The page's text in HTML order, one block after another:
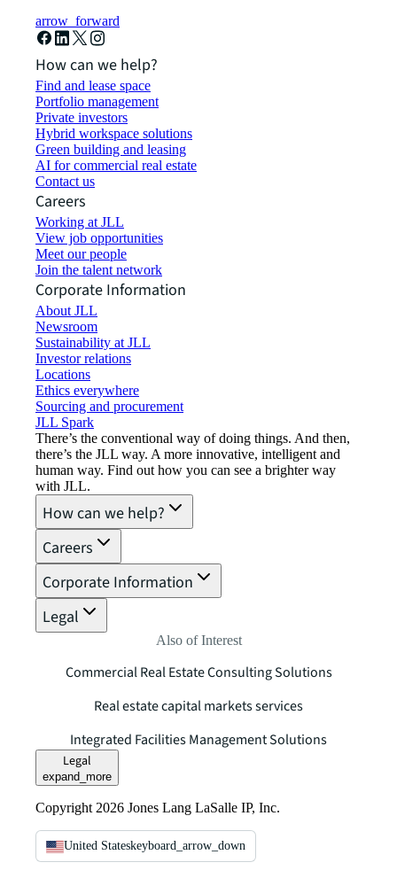
arrow_forward
How can we help?
Find and lease space
Portfolio management
Private investors
Hybrid workspace solutions
Green building and leasing
AI for commercial real estate
Contact us
Careers
Working at JLL
View job opportunities
Meet our people
Join the talent network
Corporate Information
About JLL
Newsroom
Sustainability at JLL
Investor relations
Locations
Ethics everywhere
Sourcing and procurement
JLL Spark
There’s the conventional way of doing things. And then,
there’s the JLL way. A more innovative, intelligent and
human way. Find out how you can see a brighter way
with JLL.
How can we help?
Careers
Corporate Information
Legal
Also of Interest
Commercial Real Estate Consulting Solutions
Real estate capital markets services
Integrated Facilities Management Solutions
Legal
expand_more
Copyright 2026 Jones Lang LaSalle IP, Inc.
United Stateskeyboard_arrow_down